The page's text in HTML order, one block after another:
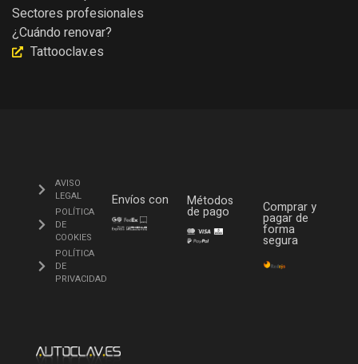
Sectores profesionales
¿Cuándo renovar?
Tattooclav.es
AVISO
LEGAL
POLÍTICA
DE
COOKIES
POLÍTICA
DE
PRIVACIDAD
Envíos con Métodos
de pago Comprar y
pagar de
forma
segura